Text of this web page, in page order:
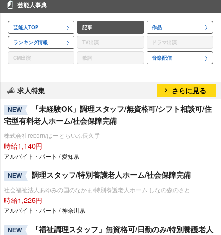
芸能人事典
芸能人TOP 記事 作品
ランキング情報 TV出演 ドラマ出演
CM出演 歌詞 音楽配信
求人特集 さらに見る
NEW
「未経験OK」調理スタッフ/無資格可/シフト相談可/住
宅型有料老人ホーム/社会保障完備
株式会社reborn/はーとらいふ長久手
時給1,140円
アルバイト・パート / 愛知県
NEW 調理スタッフ/特別養護老人ホーム/社会保障完備
社会福祉法人あゆみの国のなかま/特別養護老人ホーム しなの森のさと
時給1,225円
アルバイト・パート / 神奈川県
NEW
「福祉調理スタッフ」無資格可/日勤のみ/特別養護老人